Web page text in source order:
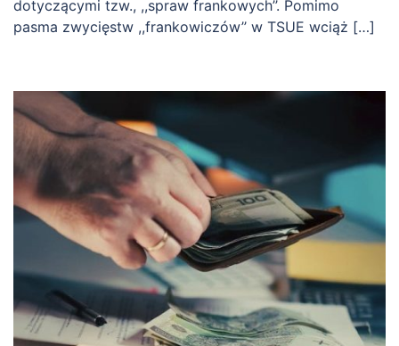
dotyczącymi tzw., ,,spraw frankowych’’. Pomimo
pasma zwycięstw ,,frankowiczów’’ w TSUE wciąż […]